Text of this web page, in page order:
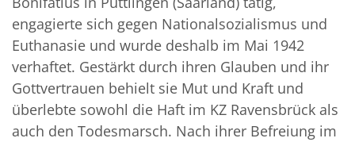
engagierte sich gegen Nationalsozialismus und
Euthanasie und wurde deshalb im Mai 1942
verhaftet. Gestärkt durch ihren Glauben und ihr
Gottvertrauen behielt sie Mut und Kraft und
überlebte sowohl die Haft im KZ Ravensbrück als
auch den Todesmarsch. Nach ihrer Befreiung im